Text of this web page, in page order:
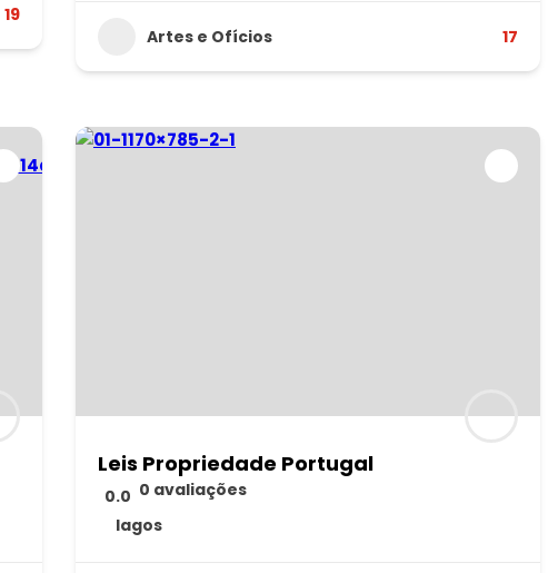
19
Artes e Ofícios 17
Leis Propriedade Portugal
0.0 0 avaliações
lagos